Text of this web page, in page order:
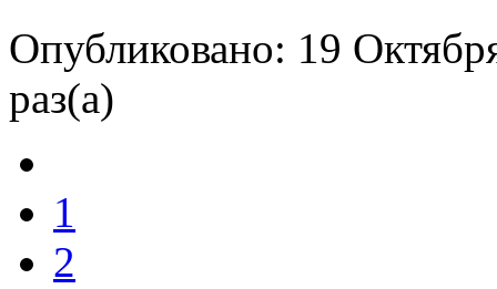
Опубликовано: 19
раз(а)
1
2